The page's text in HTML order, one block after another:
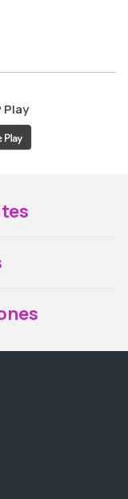
ao
Play